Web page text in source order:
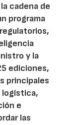
cadena de
programa
y la
ediciones,
principales
logística,
e
las